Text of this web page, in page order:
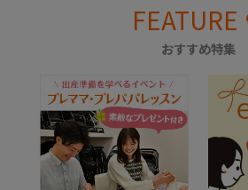
FEATURE
おすすめ特集